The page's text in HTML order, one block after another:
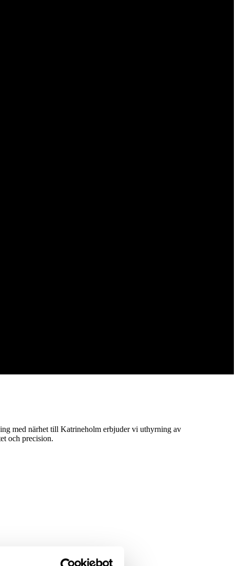
med närhet till Katrineholm erbjuder vi uthyrning av
och precision.